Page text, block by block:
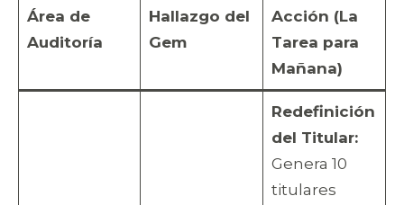
Área de
Auditoría
Hallazgo del
Gem
Acción (La
Tarea para
Mañana)
Redefinición
del Titular:
Genera 10
titulares